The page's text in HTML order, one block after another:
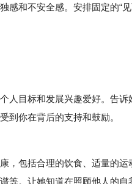
感和不安全感。安排固定的“
目标和发展兴趣爱好。告诉
到你在背后的支持和鼓励。
包括合理的饮食、适量的运
等。让她知道在照顾他人的自